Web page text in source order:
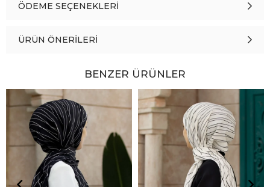
ÖDEME SEÇENEKLERI
ÜRÜN ÖNERILERI
BENZER ÜRÜNLER